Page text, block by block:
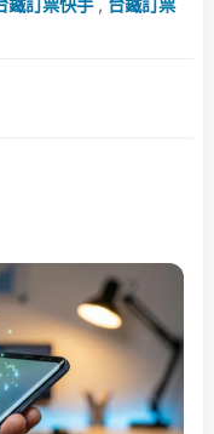
鐵訂票快手, 台鐵訂票